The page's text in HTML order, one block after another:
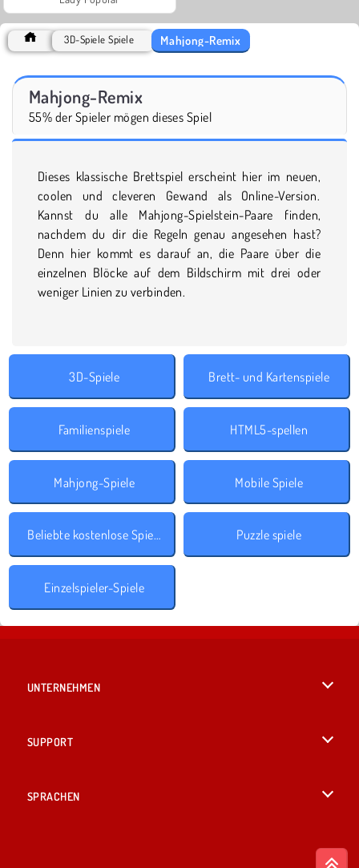
3D-Spiele Spiele Mahjong-Remix
Mahjong-Remix
55% der Spieler mögen dieses Spiel
Dieses klassische Brettspiel erscheint hier im neuen,
coolen und cleveren Gewand als Online-Version.
Kannst du alle Mahjong-Spielstein-Paare finden,
nachdem du dir die Regeln genau angesehen hast?
Denn hier kommt es darauf an, die Paare über die
einzelnen Blöcke auf dem Bildschirm mit drei oder
weniger Linien zu verbinden.
3D-Spiele Brett- und Kartenspiele
Familienspiele HTML5-spellen
Mahjong-Spiele Mobile Spiele
Beliebte kostenlose Spiele Puzzle spiele
Einzelspieler-Spiele
UNTERNEHMEN
SUPPORT
SPRACHEN